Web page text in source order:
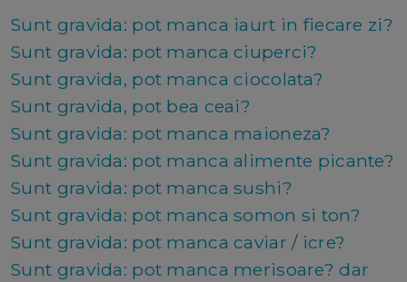
Sunt gravida: pot manca iaurt in fiecare zi?
Sunt gravida: pot manca ciuperci?
Sunt gravida, pot manca ciocolata?
Sunt gravida, pot bea ceai?
Sunt gravida: pot manca maioneza?
Sunt gravida: pot manca alimente picante?
Sunt gravida: pot manca sushi?
Sunt gravida: pot manca somon si ton?
Sunt gravida: pot manca caviar / icre?
Sunt gravida: pot manca merisoare? dar